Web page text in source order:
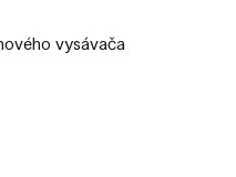
vysávača